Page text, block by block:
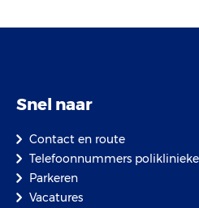
Snel naar
Contact en route
Telefoonnummers
Parkeren
Vacatures